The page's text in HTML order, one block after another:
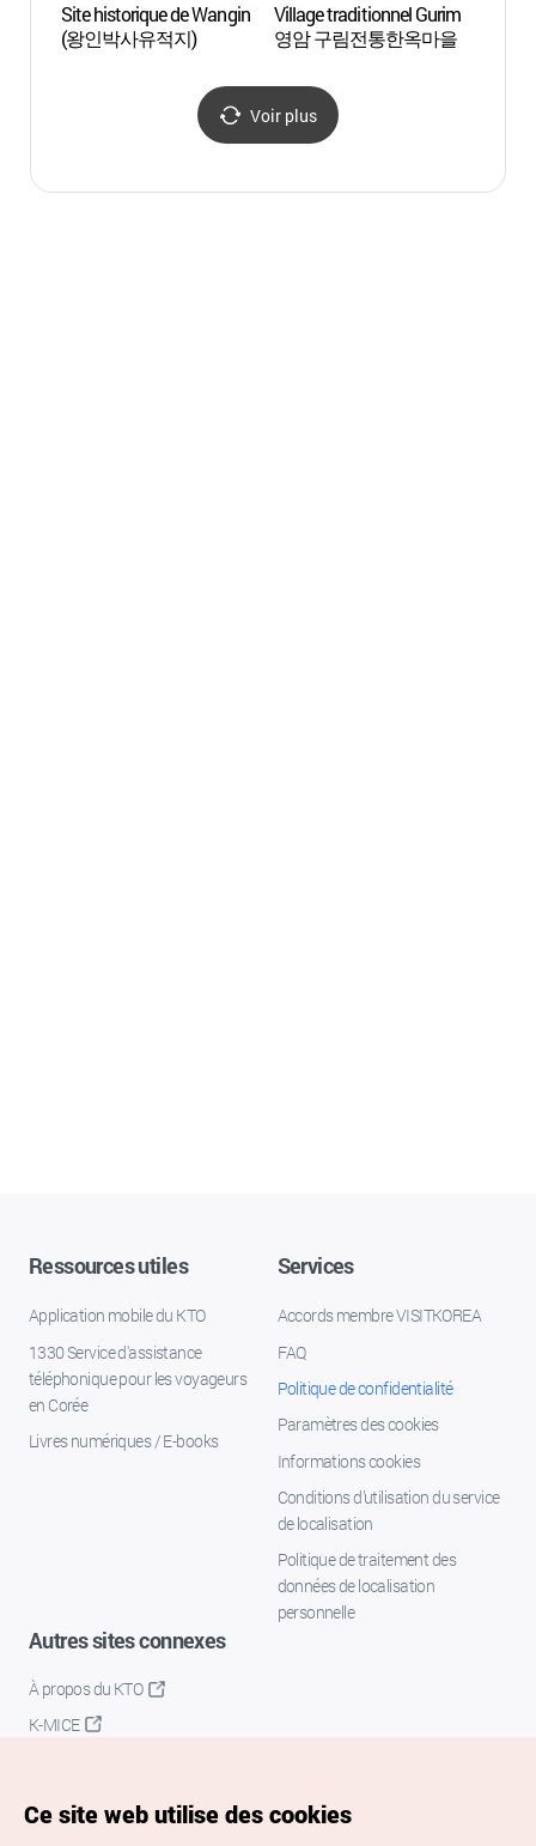
Site historique de Wangin
(왕인박사유적지)
Village traditionnel Gurim
영암 구림전통한옥마을
Voir plus
Ressources utiles
Application mobile du KTO
1330 Service d'assistance
téléphonique pour les voyageurs
en Corée
Livres numériques / E-books
Services
Accords membre VISITKOREA
FAQ
Politique de confidentialité
Paramètres des cookies
Informations cookies
Conditions d’utilisation du service
de localisation
Politique de traitement des
données de localisation
personnelle
Autres sites connexes
À propos du KTO
K-MICE
Ce site web utilise des cookies